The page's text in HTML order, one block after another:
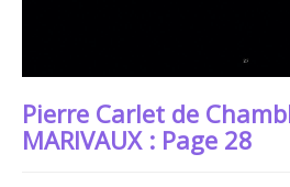
Pierre Carlet de
MARIVAUX : Page 28